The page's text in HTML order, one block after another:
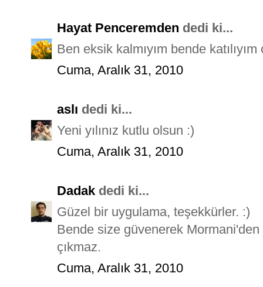
Hayat Penceremden dedi ki...
Ben eksik kalmıyım bende
Cuma, Aralık 31, 2010
aslı dedi ki...
Yeni yılınız kutlu olsun :)
Cuma, Aralık 31, 2010
Dadak dedi ki...
Güzel bir uygulama, teşekkürler. :)
Bende size güvenerek Mormani'den
çıkmaz.
Cuma, Aralık 31, 2010